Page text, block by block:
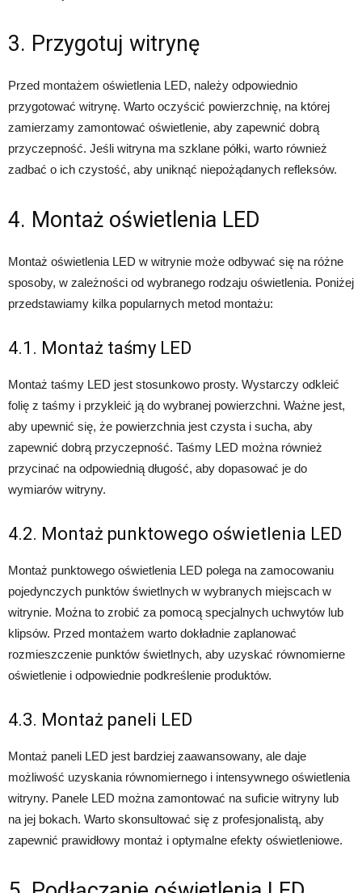
3. Przygotuj witrynę
Przed montażem oświetlenia LED, należy odpowiednio
przygotować witrynę. Warto oczyścić powierzchnię, na której
zamierzamy zamontować oświetlenie, aby zapewnić dobrą
przyczepność. Jeśli witryna ma szklane półki, warto również
zadbać o ich czystość, aby uniknąć niepożądanych refleksów.
4. Montaż oświetlenia LED
Montaż oświetlenia LED w witrynie może odbywać się na różne
sposoby, w zależności od wybranego rodzaju oświetlenia. Poniżej
przedstawiamy kilka popularnych metod montażu:
4.1. Montaż taśmy LED
Montaż taśmy LED jest stosunkowo prosty. Wystarczy odkleić
folię z taśmy i przykleić ją do wybranej powierzchni. Ważne jest,
aby upewnić się, że powierzchnia jest czysta i sucha, aby
zapewnić dobrą przyczepność. Taśmy LED można również
przycinać na odpowiednią długość, aby dopasować je do
wymiarów witryny.
4.2. Montaż punktowego oświetlenia LED
Montaż punktowego oświetlenia LED polega na zamocowaniu
pojedynczych punktów świetlnych w wybranych miejscach w
witrynie. Można to zrobić za pomocą specjalnych uchwytów lub
klipsów. Przed montażem warto dokładnie zaplanować
rozmieszczenie punktów świetlnych, aby uzyskać równomierne
oświetlenie i odpowiednie podkreślenie produktów.
4.3. Montaż paneli LED
Montaż paneli LED jest bardziej zaawansowany, ale daje
możliwość uzyskania równomiernego i intensywnego oświetlenia
witryny. Panele LED można zamontować na suficie witryny lub
na jej bokach. Warto skonsultować się z profesjonalistą, aby
zapewnić prawidłowy montaż i optymalne efekty oświetleniowe.